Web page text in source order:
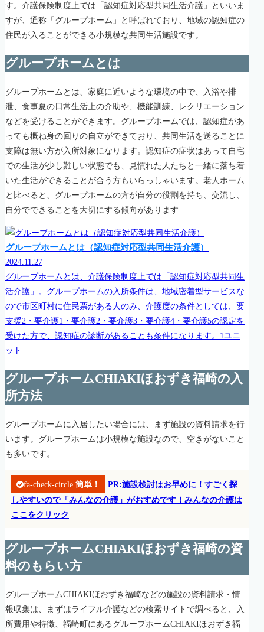
す。介護保険制度上では「認知症対応型共同生活介護」といいま
すが、通称「グループホーム」と呼ばれており、地域の認知症の
住民が入ることができる小規模な共同生活施設です。
グループホームとは
グループホームとは、家庭に近いような環境の中で、入浴や排
泄、食事夏の日常生活上の介助や、機能訓練、レクリエーション
などを受けることができます。グループホームでは、認知症があ
っても概ね身の回りの自立ができており、共同生活を送ることに
支障は無い方が入所対象になります。認知症の症状はあって自宅
での生活が少し難しい状態でも、見慣れた人たちと一緒に落ち着
いた生活ができることが合う方もいらっしゃいます。老人ホーム
と比べると、グループホームの方が自分の役割を持ち、交流し、
自分でできることを大切にする傾向があります
グループホームとは（認知症対応型共同生活介護）
2024.11.27
グループホームとは、介護保険制度上では「認知症対応型共同生
活介護」。グループホームの入所条件は、地域密着型サービスな
ので市区町村に住民票がある人のみ、介護度の条件としては、要
支援2・要介護1・要介護2・要介護3・要介護4・要介護5の認定を
受けた方で、認知症の診断があることも条件になります。1ユニ
ット...
グループホームCHIAKIほおずき福崎の入
所方法
グループホームに入居したい場合には、まず施設の資料請求を行
います。グループホームは小規模な施設なので、空きがないこと
も多いです。
fa-check-circle 簡単！
PR:施設検討はお早めに！すごく探
しやすいので「みんなの介護」がおすめです！みんなの介護は
ここをクリック
グループホームCHIAKIほおずき福崎の資
料のもらい方
グループホームCHIAKIほおずき福崎などの施設の資料請求・情
報収集は、まずはライフル介護などの検索サイトで調べると、入
所費用や特徴、福崎町にあるグループホームCHIAKIほおずき福